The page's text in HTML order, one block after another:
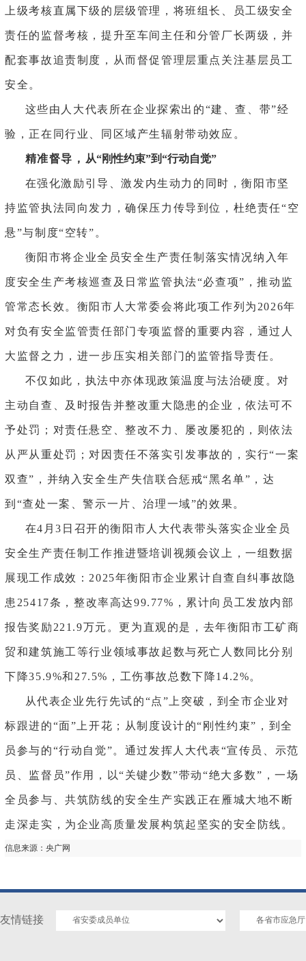
上级考核直属下级的层级管理，将班组长、员工级安全
责任的监督考核，提升至车间主任和分管厂长两级，并
配套事故追责制度，从而督促管理层重点关注基层员工
安全。
这些由人大代表所在企业探索出的“建、查、带”经
验，正在同行业、同区域产生辐射带动效应。
精准督导 ， 从“刚性约束”到“行动自觉”
在强化激励引导、激发内生动力的同时，衡阳市坚
持监管执法同向发力，确保压力传导到位，杜绝责任“空
悬”与制度“空转”。
衡阳市将企业全员安全生产责任制落实情况纳入年
度安全生产考核巡查及日常监管执法“必查项”，推动监
管常态长效。衡阳市人大常委会将此项工作列为2026年
对负有安全监管责任部门专项监督的重要内容，通过人
大监督之力，进一步压实相关部门的监管指导责任。
不仅如此，执法中亦体现政策温度与法治硬度。对
主动自查、及时报告并整改重大隐患的企业，依法可不
予处罚；对责任悬空、整改不力、屡改屡犯的，则依法
从严从重处罚；对因责任不落实引发事故的，实行“一案
双查”，并纳入安全生产失信联合惩戒“黑名单”，达
到“查处一案、警示一片、治理一域”的效果。
在4月3日召开的衡阳市人大代表带头落实企业全员
安全生产责任制工作推进暨培训视频会议上，一组数据
展现工作成效：2025年衡阳市企业累计自查自纠事故隐
患25417条，整改率高达99.77%，累计向员工发放内部
报告奖励221.9万元。更为直观的是，去年衡阳市工矿商
贸和建筑施工等行业领域事故起数与死亡人数同比分别
下降35.9%和27.5%，工伤事故总数下降14.2%。
从代表企业先行先试的“点”上突破，到全市企业对
标跟进的“面”上开花；从制度设计的“刚性约束”，到全
员参与的“行动自觉”。通过发挥人大代表“宣传员、示范
员、监督员”作用，以“关键少数”带动“绝大多数”，一场
全员参与、共筑防线的安全生产实践正在雁城大地不断
走深走实，为企业高质量发展构筑起坚实的安全防线。
信息来源：央广网
友情链接